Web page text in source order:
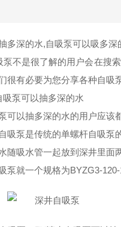
多深的水,自吸泵可以吸多
泵不是很了解的用户会在搜
很有必要为您分享各种自吸
吸泵可以抽多深的水
可以抽多深的水的用户应该
吸泵是传统的单螺杆自吸泵
随吸水管一起放到深井里面
泵就一个规格为BYZG3-